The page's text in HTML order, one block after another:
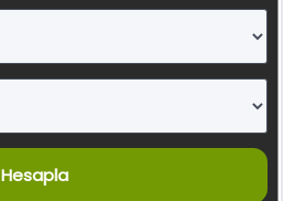
Hesapla